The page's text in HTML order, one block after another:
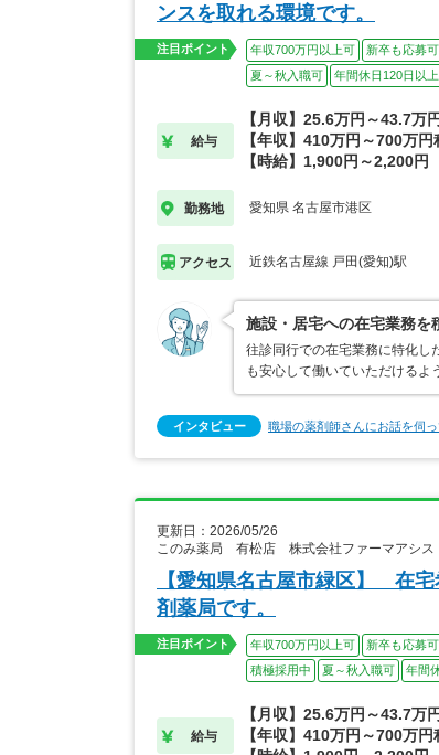
ンスを取れる環境です。
注目ポイント 年収700万円以上可 新卒も応募
夏～秋入職可
年間休日120日以上
給与
【月収】25.6万円～43.7万
【年収】410万円～700万円
【時給】1,900円～2,200円
勤務地 愛知県 名古屋市港区
アクセス 近鉄名古屋線 戸田(愛知)駅
施設・居宅への在宅業務を
往診同行での在宅業務に特化
も安心して働いていただける
インタビュー 職場の薬剤師さんにお話を伺
更新日：2026/05/26
このみ薬局 有松店 株式会社ファーマアシス
【愛知県名古屋市緑区】 在
剤薬局です。
注目ポイント 年収700万円以上可 新卒も応募
積極採用中
夏～秋入職可 年間
給与
【月収】25.6万円～43.7万
【年収】410万円～700万